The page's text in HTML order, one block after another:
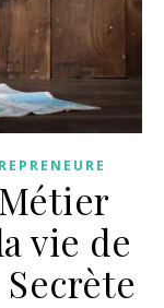
vie de